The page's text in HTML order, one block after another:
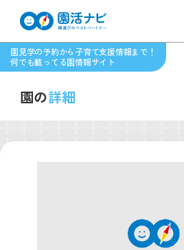
園見学の予約から子育て支援情報まで！
何でも載ってる園情報サイト
園の詳細